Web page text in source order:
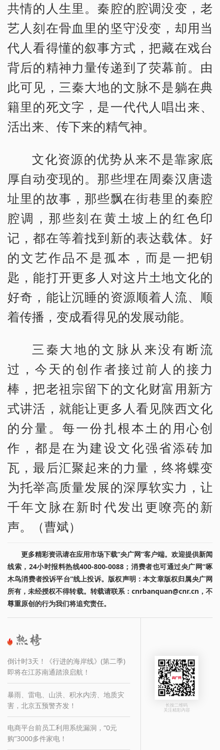
共情的人生里。秦腔的腔调没变，老
艺人刻在骨血里的坚守没变，却用当
代人看得懂的叙事方式，把藏在戏台
背后的精神力量传递到了荧幕前。由
此可见，三秦大地的文脉不是躺在典
籍里的死文字，是一代代人唱出来、
活出来、传下来的精气神。
文化资源的优势从来不是靠家底
厚自动变现的。那些埋在周秦汉唐遗
址里的故事，那些飘在街巷里的秦腔
腔调，那些刻在黄土坡上的红色印
记，都在等着找到新的表达载体。好
的文艺作品不是孤本，而是一把钥
匙，能打开更多人对这片土地文化的
好奇，能让沉睡的资源顺着人流、顺
着传播，变成看得见的发展动能。
三秦大地的文脉从来没有断流
过，今天的创作者接过前人的接力
棒，把老祖宗留下的文化财富用新方
式讲活，就能让更多人看见陕西文化
的分量。每一份扎根本土的用心创
作，都是在为建设文化强省添砖加
瓦，最后汇聚起来的力量，终将蝶变
为托举高质量发展的深厚软实力，让
千年文脉在新时代发出更嘹亮的新
声。（曹斌）
更多精彩资讯请在应用市场下载“央广网”客户端。欢迎提供新闻
线索，24小时报料热线400-800-0088；消费者也可通过央广网“啄
木鸟消费者投诉平台”线上投诉。版权声明：本文章版权归属央广网
所有，未经授权不得转载。转载请联系：cnrbanquan@cnr.cn，不
尊重原创的行为我们将追究责任。
倒计时3天！《行进的海岸线》(第二季)
即将在江苏南通踏浪启航！
暴雨、雷电、山洪、积水内涝、地质灾
害，北京五预警齐发！
电商平台前员工利用系统漏洞，“0元
购”3000多件家电！
长按二维码
关注精彩内容